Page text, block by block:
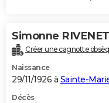
Simonne RIVENET
Créer une cagnotte
Naissance
29/11/1926 à Sainte-
Décès